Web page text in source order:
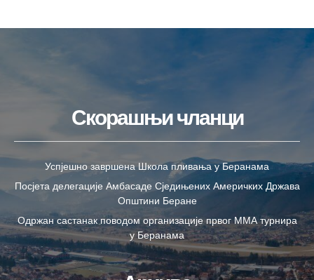
Скорашњи чланци
Успјешно завршена Школа пливања у Беранама
Посјета делегације Амбасаде Сједињених Америчких Држава
Општини Беране
Одржан састанак поводом организације првог ММА турнира
у Беранама